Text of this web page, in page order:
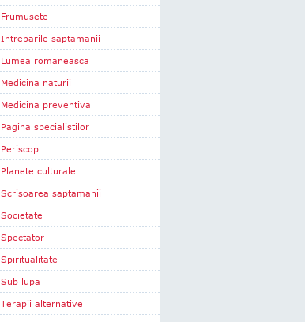
Frumusete
Intrebarile saptamanii
Lumea romaneasca
Medicina naturii
Medicina preventiva
Pagina specialistilor
Periscop
Planete culturale
Scrisoarea saptamanii
Societate
Spectator
Spiritualitate
Sub lupa
Terapii alternative